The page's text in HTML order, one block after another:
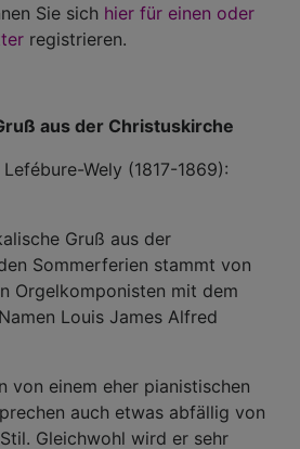
Sie sich hier für einen oder
registrieren.
aus der Christuskirche
Wely (1817-1869):
Gruß aus der
Sommerferien stammt von
Orgelkomponisten mit dem
Louis James Alfred
von einem eher pianistischen
auch etwas abfällig von
Gleichwohl wird er sehr